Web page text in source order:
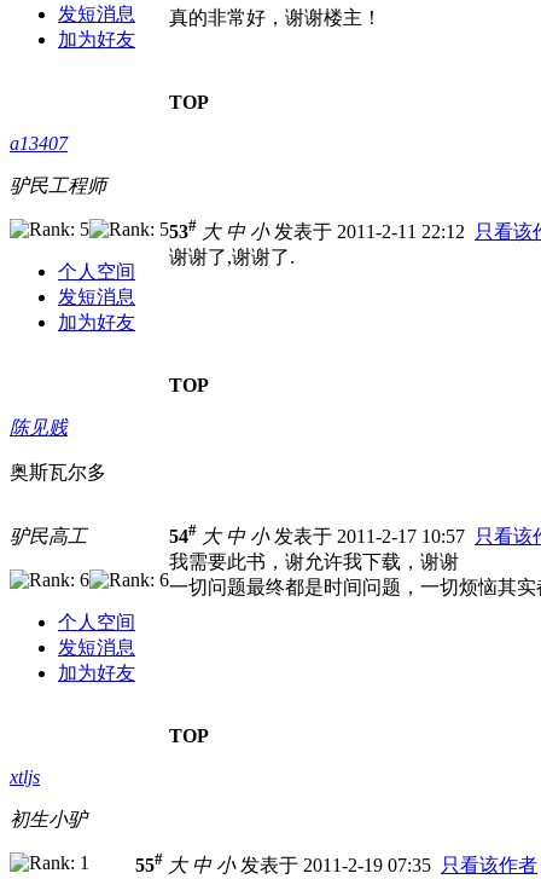
发短消息
加为好友
真的非常好，谢谢楼主！
TOP
a13407
驴民工程师
个人空间
发短消息
加为好友
53# 大 中 小发表于 2011-2-11 22:12
只看该
谢谢了,谢谢了.
TOP
陈见贱
奥斯瓦尔多
驴民高工
个人空间
发短消息
加为好友
54# 大 中 小发表于 2011-2-17 10:57 只看该
我需要此书，谢允许我下载，谢谢
一切问题最终都是时间问题，一切烦恼其
TOP
xtljs
初生小驴
55# 大 中 小发表于 2011-2-19 07:35 只看该作者